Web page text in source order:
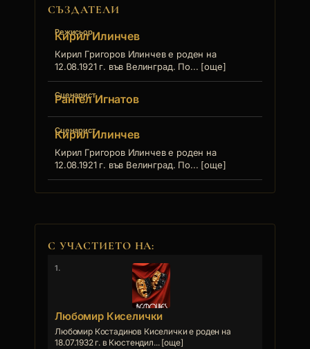
СЪЗДАТЕЛИ
Режисьор
Кирил Илинчев
Кирил Григоров Илинчев е роден на
12.08.1921 г. във Велинград. По... [още]
Сценарист
Рангел Игнатов
Сценарист
Кирил Илинчев
Кирил Григоров Илинчев е роден на
12.08.1921 г. във Велинград. По... [още]
С УЧАСТИЕТО НА:
1.
Любомир Киселички
Любомир Костадинов Киселички е роден на
18.07.1932 г. в Кюстендил... [още]